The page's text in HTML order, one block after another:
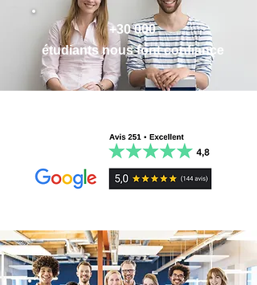
intelligemment, pas plus longtemps.
Approprie-toi les concepts rapidement
avec des conseils méthodologiques clairs
et pratiques.
✔EFFICACES:Gagne des heures de
grâce aux techniques d'apprentissage les
LUDIQUES & MOTIVANTES:
Apprends en t’amusant avec des
Plus tu révises, plus tu prends goût à la
matière !
✔ACCESSIBLES: Plus besoin de
aux TD et partiels
✔ Réception immédiate par email sous
format PDF
✔ Impression possible
♻️ À jour des dernières réformes et
jurisprudences (notamment de
régime général de la preuve des
réforme du droit des obligations)
révisions !
Paiement totalement sécurisé par Stripe et
Paypal
Les modalités temporelles
FICHE N°1 – LE TERME
FICHE N°2 – LA CONDITION
Les modalités structurelles
FICHE N° 3 – LES OBLIGATIONS À
II. LE TRANSFERT D’OBLIGATIONS
FICHE N°4 – LA CESSION DE CONTRAT
FICHE N°5 – LA CESSION DE
FICHE N°7 – LA CESSION DE DETTE
III. LA CRÉATION D’OBLIGATIONS
+30 000
étudiants nous font confiance